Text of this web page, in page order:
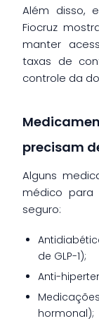
Além disso,
Fiocruz
manter
taxas de
controle da
precisam
Alguns
médico para
seguro:
de GLP-1);
Anti-
hormonal);